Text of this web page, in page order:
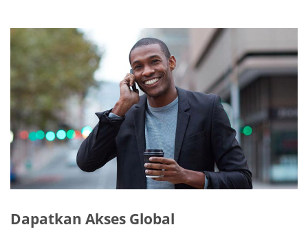
Dapatkan Akses Global